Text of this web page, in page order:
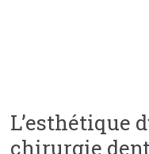
L’esthétique
chirurgie